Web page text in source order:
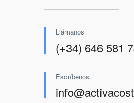
Llámanos
(+34) 646 581
Escríbenos